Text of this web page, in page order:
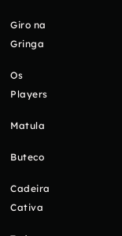
Giro na
Gringa
Os
Players
Matula
Buteco
Cadeira
Cativa